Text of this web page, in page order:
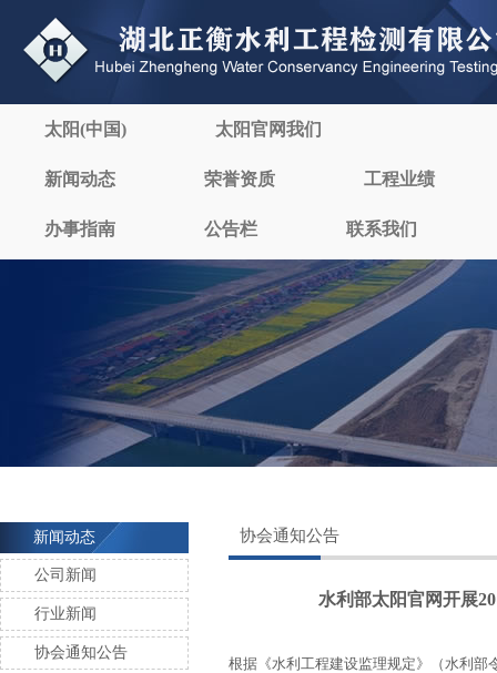
太阳(中国) 太阳官网我们
新闻动态 荣誉资质 工程业绩
办事指南 公告栏 联系我们
新闻动态
公司新闻
行业新闻
协会通知公告
协会通知公告
水利部太阳官网开展
根据《水利工程建设监理规定》（水利部